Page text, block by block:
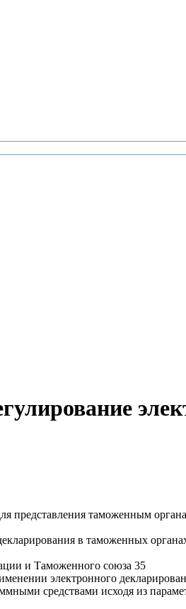
представления таможенным
в таможенных
и Таможенного союза 35
электронного
средствами исходя из